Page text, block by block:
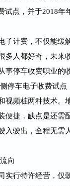
试点，并于2018年
计费，不仅能缓
多人都好奇，未来
事停车收费职业的
车电子收费试点
视频桩两种技术。
便捷，缺点是还需
入驶出，全程无需
向
行特许经营，仅